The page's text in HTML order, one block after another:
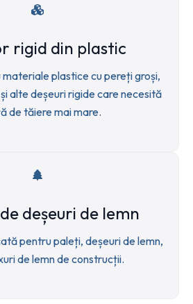
rigid din plastic
plastice cu pereți groși,
alte deșeuri rigide care necesită
de tăiere mai mare.
deșeuri de lemn
pentru paleți, deșeuri de lemn,
de lemn de construcții.